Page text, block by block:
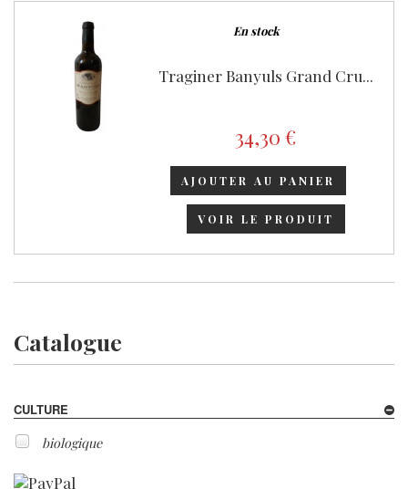
En stock
Traginer Banyuls Grand Cru...
34,30 €
AJOUTER AU PANIER
VOIR LE PRODUIT
Catalogue
CULTURE
biologique